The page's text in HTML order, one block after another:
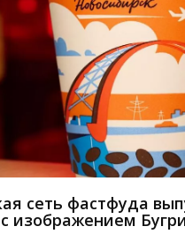
сеть фастфуда
изображением